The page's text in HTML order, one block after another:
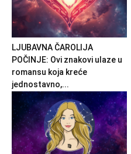
LJUBAVNA ČAROLIJA
POČINJE: Ovi znakovi ulaze u
romansu koja kreće
jednostavno,...